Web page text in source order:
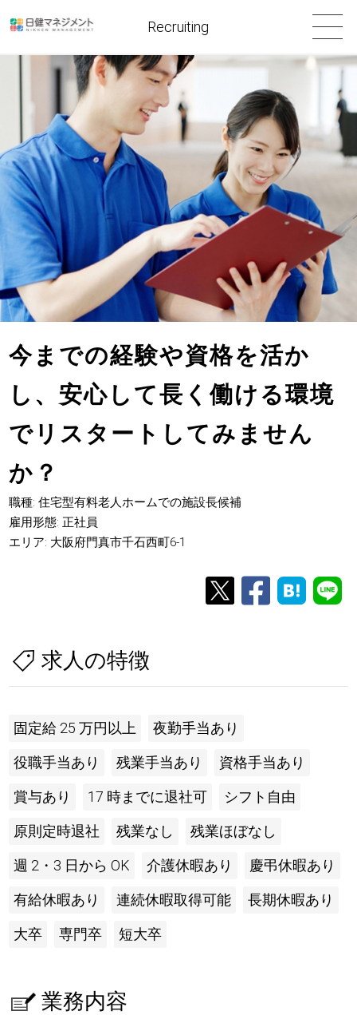
Recruiting
今までの経験や資格を活か
し、安心して長く働ける環境
でリスタートしてみません
か？
職種: 住宅型有料老人ホームでの施設長候補
雇用形態: 正社員
エリア: 大阪府門真市千石西町6-1
求人の特徴
固定給 25 万円以上 夜勤手当あり
役職手当あり 残業手当あり 資格手当あり
賞与あり 17 時までに退社可 シフト自由
原則定時退社 残業なし 残業ほぼなし
週 2・3 日から OK 介護休暇あり 慶弔休暇あり
有給休暇あり 連続休暇取得可能 長期休暇あり
大卒 専門卒 短大卒
業務内容